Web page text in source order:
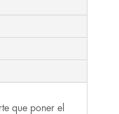
que poner el